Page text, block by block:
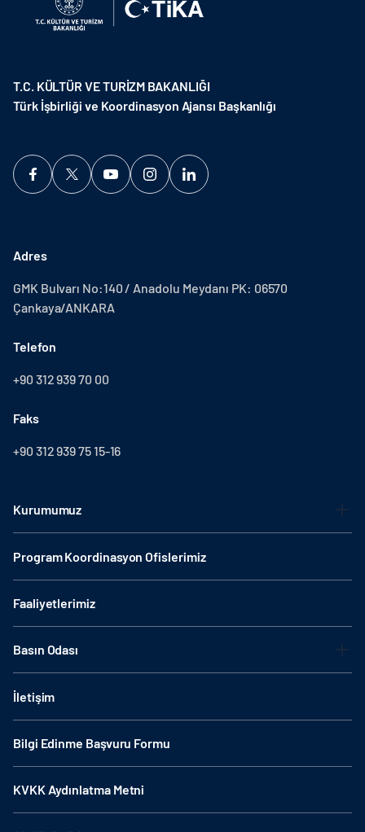
T.C. KÜLTÜR VE TURİZM BAKANLIĞI
Türk İşbirliği ve Koordinasyon Ajansı Başkanlığı
Adres
GMK Bulvarı No:140 / Anadolu Meydanı PK: 06570
Çankaya/ANKARA
Telefon
+90 312 939 70 00
Faks
+90 312 939 75 15-16
Kurumumuz
Program Koordinasyon Ofislerimiz
Faaliyetlerimiz
Basın Odası
İletişim
Bilgi Edinme Başvuru Formu
KVKK Aydınlatma Metni